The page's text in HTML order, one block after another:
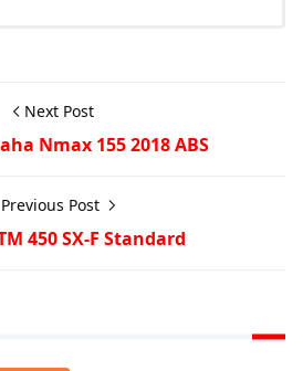
Next Post
Nmax 155 2018 ABS
Previous Post
450 SX-F Standard